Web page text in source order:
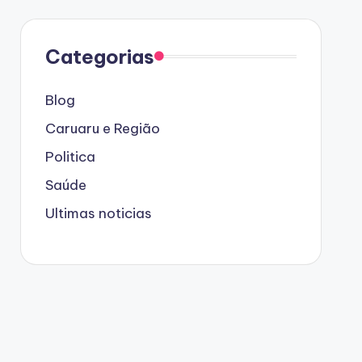
Categorias
Blog
Caruaru e Região
Politica
Saúde
Ultimas noticias